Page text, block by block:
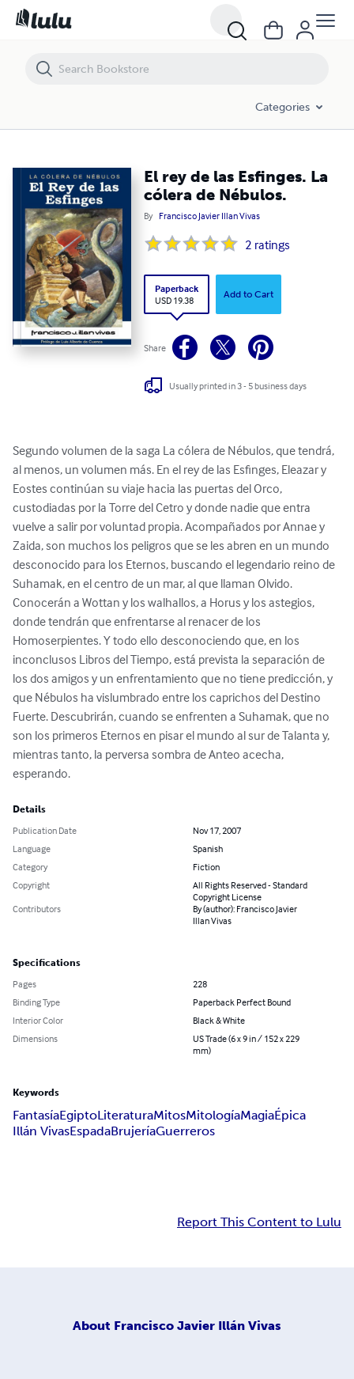
Categories
El rey de las Esfinges. La
cólera de Nébulos.
By Francisco Javier Illan Vivas
2 ratings
Paperback
USD 19.38
Add to Cart
Share
Usually printed in 3 - 5 business days
Segundo volumen de la saga La cólera de Nébulos, que tendrá,
al menos, un volumen más. En el rey de las Esfinges, Eleazar y
Eostes continúan su viaje hacia las puertas del Orco,
custodiadas por la Torre del Cetro y donde nadie que entra
vuelve a salir por voluntad propia. Acompañados por Annae y
Zaida, son muchos los peligros que se les abren en un mundo
desconocido para los Eternos, buscando el legendario reino de
Suhamak, en el centro de un mar, al que llaman Olvido.
Conocerán a Wottan y los walhallos, a Horus y los astegios,
donde tendrán que enfrentarse al renacer de los
Homoserpientes. Y todo ello desconociendo que, en los
inconclusos Libros del Tiempo, está prevista la separación de
los dos amigos y un enfrentamiento que no tiene predicción, y
que Nébulos ha vislumbrado entre los caprichos del Destino
Fuerte. Descubrirán, cuando se enfrenten a Suhamak, que no
son los primeros Eternos en pisar el mundo al sur de Talanta y,
mientras tanto, la perversa sombra de Anteo acecha,
esperando.
Details
Publication Date
Nov 17, 2007
Language
Spanish
Category
Fiction
Copyright
All Rights Reserved - Standard
Copyright License
Contributors
By (author): Francisco Javier
Illan Vivas
Specifications
Pages
228
Binding Type
Paperback Perfect Bound
Interior Color
Black & White
Dimensions
US Trade (6 x 9 in / 152 x 229
mm)
Keywords
FantasíaEgiptoLiteraturaMitosMitologíaMagiaÉpica
Illán VivasEspadaBrujeríaGuerreros
Report This Content to Lulu
About Francisco Javier Illán Vivas